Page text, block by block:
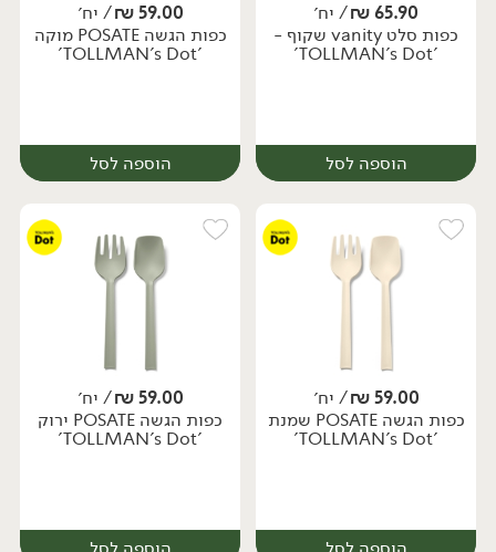
יח׳ יח׳
65.90
₪/ יח׳
כפות סלט vanity שקוף -
'TOLLMAN's Dot'
הוספה לסל
יח׳
59.00
₪/ יח׳
כפות הגשה POSATE מוקה
'TOLLMAN's Dot'
הוספה לסל
יח׳
59.00
₪/ יח׳
כפות הגשה POSATE שמנת
'TOLLMAN's Dot'
59.00
₪/ יח׳
כפות הגשה POSATE ירוק
'TOLLMAN's Dot'